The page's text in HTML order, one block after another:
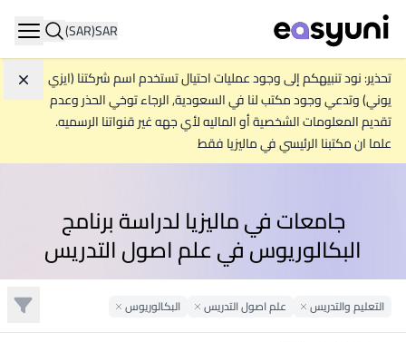
SAR
(SAR)
تحذير: نود تنبيهكم إلى وجود عمليات احتيال تستخدم اسم شركتنا (ايزي
يوني) وتدعي وجود مكتب لنا في السعودية, الرجاء توخي الحذر وعدم
تقديم المعلومات الشخصية أو الماليه لأي جهه غير قنواتنا الرسميه.
علما ان مكتبنا الرئيسي في ماليزيا فقط
جامعات في ماليزيا لدراسة برنامج
البكالوريوس في علم اصول التدريس
التعليم والتدريسRemove Filter
علم اصول التدريسRemove Filter
البكالوريوسRemove Filter